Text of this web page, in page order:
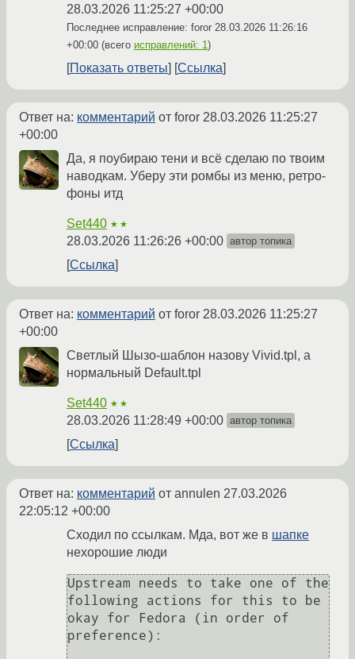
28.03.2026 11:25:27 +00:00
Последнее исправление: foror 28.03.2026 11:26:16
+00:00 (всего исправлений: 1)
Показать ответы Ссылка
Ответ на: комментарий от foror 28.03.2026 11:25:27
+00:00
Да, я поубираю тени и всё сделаю по твоим
наводкам. Уберу эти ромбы из меню, ретро-
фоны итд
Set440 ★★
28.03.2026 11:26:26 +00:00 автор топика
Ссылка
Ответ на: комментарий от foror 28.03.2026 11:25:27
+00:00
Светлый Шызо-шаблон назову Vivid.tpl, а
нормальный Default.tpl
Set440 ★★
28.03.2026 11:28:49 +00:00 автор топика
Ссылка
Ответ на: комментарий от annulen 27.03.2026
22:05:12 +00:00
Сходил по ссылкам. Мда, вот же в шапке
нехорошие люди
Upstream needs to take one of the
following actions for this to be
okay for Fedora (in order of
preference):